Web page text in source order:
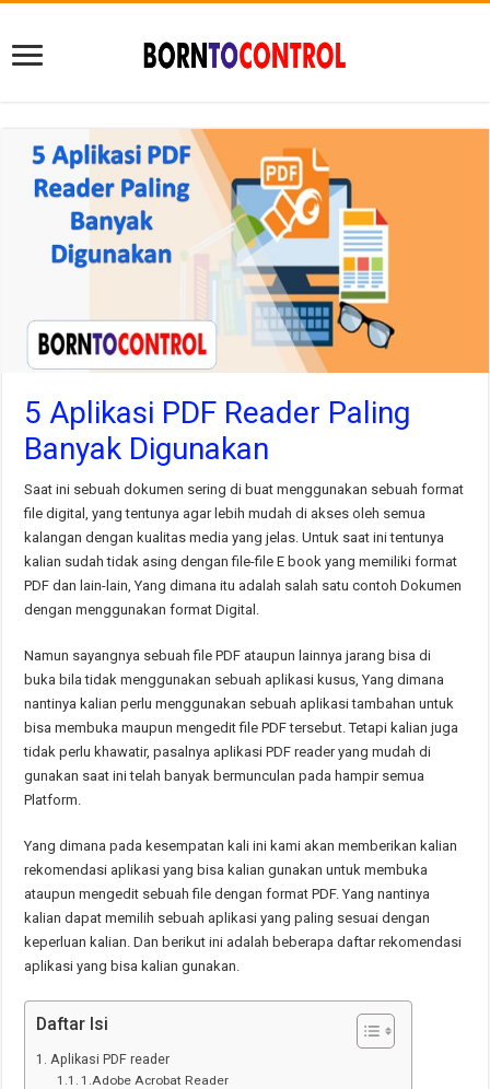
5 Aplikasi PDF Reader Paling
Banyak Digunakan
Saat ini sebuah dokumen sering di buat menggunakan sebuah format
file digital, yang tentunya agar lebih mudah di akses oleh semua
kalangan dengan kualitas media yang jelas. Untuk saat ini tentunya
kalian sudah tidak asing dengan file-file E book yang memiliki format
PDF dan lain-lain, Yang dimana itu adalah salah satu contoh Dokumen
dengan menggunakan format Digital.
Namun sayangnya sebuah file PDF ataupun lainnya jarang bisa di
buka bila tidak menggunakan sebuah aplikasi kusus, Yang dimana
nantinya kalian perlu menggunakan sebuah aplikasi tambahan untuk
bisa membuka maupun mengedit file PDF tersebut. Tetapi kalian juga
tidak perlu khawatir, pasalnya aplikasi PDF reader yang mudah di
gunakan saat ini telah banyak bermunculan pada hampir semua
Platform.
Yang dimana pada kesempatan kali ini kami akan memberikan kalian
rekomendasi aplikasi yang bisa kalian gunakan untuk membuka
ataupun mengedit sebuah file dengan format PDF. Yang nantinya
kalian dapat memilih sebuah aplikasi yang paling sesuai dengan
keperluan kalian. Dan berikut ini adalah beberapa daftar rekomendasi
aplikasi yang bisa kalian gunakan.
Daftar Isi
Aplikasi PDF reader
1.Adobe Acrobat Reader